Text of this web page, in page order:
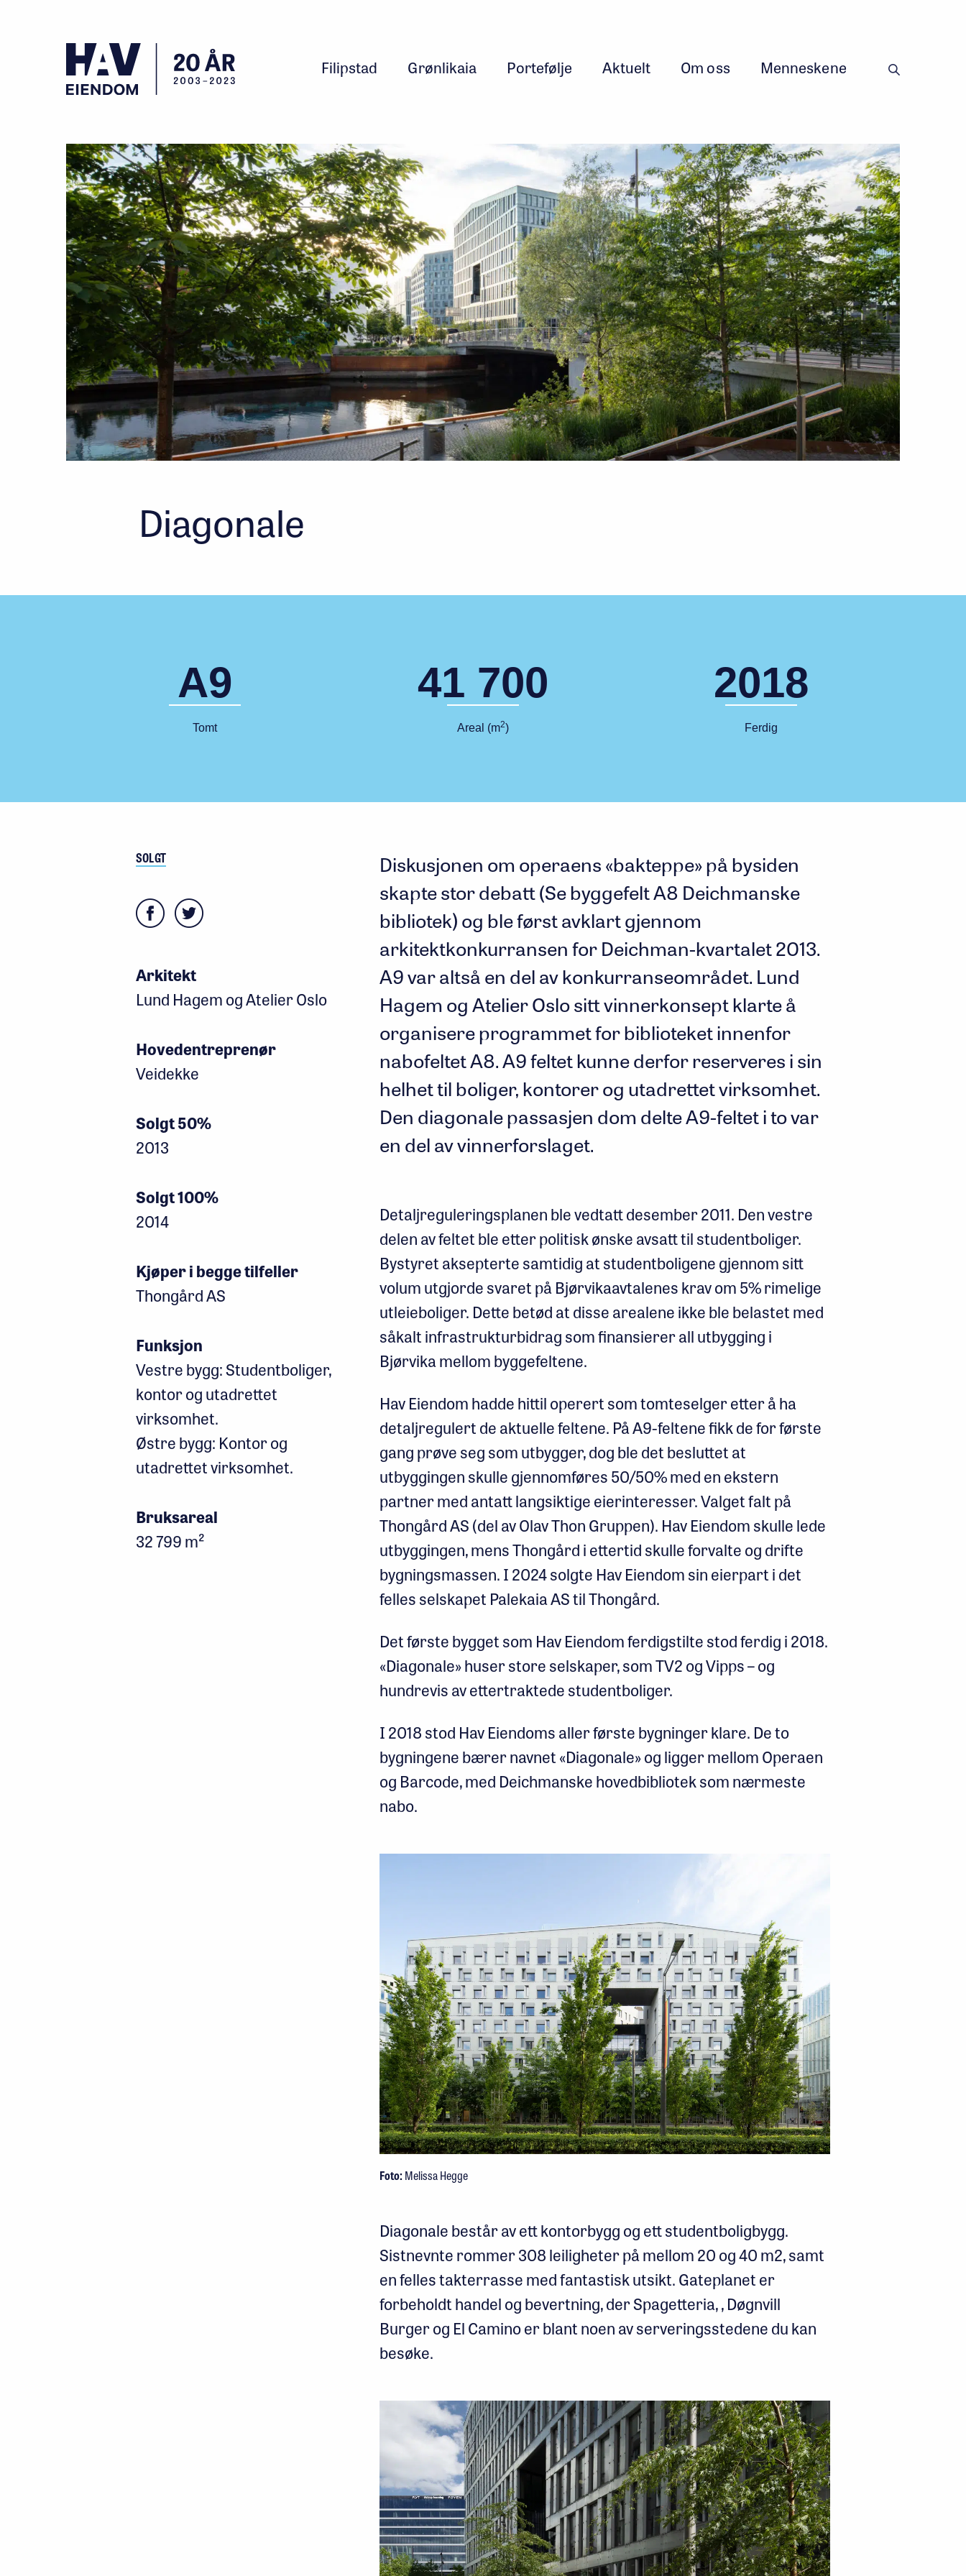
Filipstad Grønlikaia Portefølje Aktuelt Om oss Menneskene
Diagonale
A9
Tomt
41 700
Areal (m2)
2018
Ferdig
SOLGT
Arkitekt
Lund Hagem og Atelier Oslo
Hovedentreprenør
Veidekke
Solgt 50%
2013
Solgt 100%
2014
Kjøper i begge tilfeller
Thongård AS
Funksjon
Vestre bygg: Studentboliger,
kontor og utadrettet
virksomhet.
Østre bygg: Kontor og
utadrettet virksomhet.
Bruksareal
32 799 m²
Diskusjonen om operaens «bakteppe» på bysiden
skapte stor debatt (Se byggefelt A8 Deichmanske
bibliotek) og ble først avklart gjennom
arkitektkonkurransen for Deichman-kvartalet 2013.
A9 var altså en del av konkurranseområdet. Lund
Hagem og Atelier Oslo sitt vinnerkonsept klarte å
organisere programmet for biblioteket innenfor
nabofeltet A8. A9 feltet kunne derfor reserveres i sin
helhet til boliger, kontorer og utadrettet virksomhet.
Den diagonale passasjen dom delte A9-feltet i to var
en del av vinnerforslaget.
Detaljreguleringsplanen ble vedtatt desember 2011. Den vestre
delen av feltet ble etter politisk ønske avsatt til studentboliger.
Bystyret aksepterte samtidig at studentboligene gjennom sitt
volum utgjorde svaret på Bjørvikaavtalenes krav om 5% rimelige
utleieboliger. Dette betød at disse arealene ikke ble belastet med
såkalt infrastrukturbidrag som finansierer all utbygging i
Bjørvika mellom byggefeltene.
Hav Eiendom hadde hittil operert som tomteselger etter å ha
detaljregulert de aktuelle feltene. På A9-feltene fikk de for første
gang prøve seg som utbygger, dog ble det besluttet at
utbyggingen skulle gjennomføres 50/50% med en ekstern
partner med antatt langsiktige eierinteresser. Valget falt på
Thongård AS (del av Olav Thon Gruppen). Hav Eiendom skulle lede
utbyggingen, mens Thongård i ettertid skulle forvalte og drifte
bygningsmassen. I 2024 solgte Hav Eiendom sin eierpart i det
felles selskapet Palekaia AS til Thongård.
Det første bygget som Hav Eiendom ferdigstilte stod ferdig i 2018.
«Diagonale» huser store selskaper, som TV2 og Vipps – og
hundrevis av ettertraktede studentboliger.
I 2018 stod Hav Eiendoms aller første bygninger klare. De to
bygningene bærer navnet «Diagonale» og ligger mellom Operaen
og Barcode, med Deichmanske hovedbibliotek som nærmeste
nabo.
Foto: Melissa Hegge
Diagonale består av ett kontorbygg og ett studentboligbygg.
Sistnevnte rommer 308 leiligheter på mellom 20 og 40 m2, samt
en felles takterrasse med fantastisk utsikt. Gateplanet er
forbeholdt handel og bevertning, der Spagetteria, , Døgnvill
Burger og El Camino er blant noen av serveringsstedene du kan
besøke.